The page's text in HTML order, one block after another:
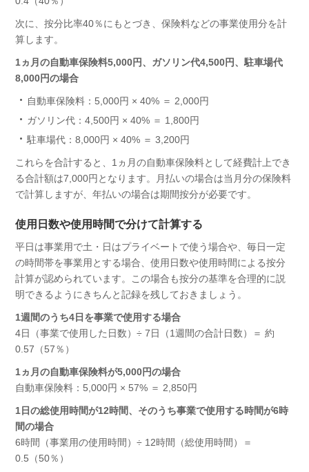
次に、按分比率40％にもとづき、保険料などの事業使用分を計
算します。
1ヵ月の自動車保険料5,000円、ガソリン代4,500円、駐車場代
8,000円の場合
自動車保険料：5,000円 × 40% ＝ 2,000円
ガソリン代：4,500円 × 40% ＝ 1,800円
駐車場代：8,000円 × 40% ＝ 3,200円
これらを合計すると、1ヵ月の自動車保険料として経費計上でき
る合計額は7,000円となります。月払いの場合は当月分の保険料
で計算しますが、年払いの場合は期間按分が必要です。
使用日数や使用時間で分けて計算する
平日は事業用で土・日はプライベートで使う場合や、毎日一定
の時間帯を事業用とする場合、使用日数や使用時間による按分
計算が認められています。この場合も按分の基準を合理的に説
明できるようにきちんと記録を残しておきましょう。
1週間のうち4日を事業で使用する場合
4日（事業で使用した日数）÷ 7日（1週間の合計日数）＝ 約
0.57（57％）
1ヵ月の自動車保険料が5,000円の場合
自動車保険料：5,000円 × 57% ＝ 2,850円
1日の総使用時間が12時間、そのうち事業で使用する時間が6時
間の場合
6時間（事業用の使用時間）÷ 12時間（総使用時間）＝
0.5（50％）